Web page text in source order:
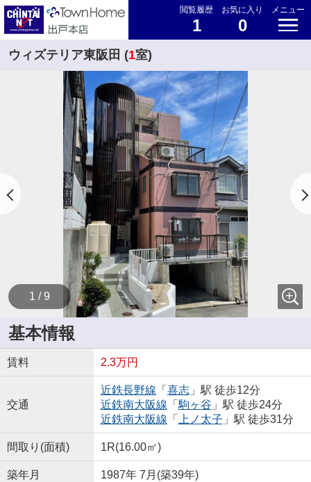
閲覧履歴
1
お気に入り
0
メニュー
ウィズテリア東阪田 (1室)
1 / 9
基本情報
賃料 2.3万円
交通
近鉄長野線 「 喜志」駅 徒歩12分
近鉄南大阪線 「 駒ヶ谷 」駅 徒歩24分
近鉄南大阪線 「 上ノ太子 」駅 徒歩31分
間取り(面積) 1R(16.00㎡)
築年月 1987年 7月(築39年)